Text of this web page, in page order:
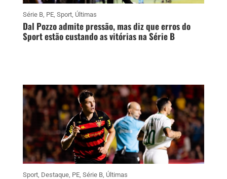
Série B, PE, Sport, Últimas
Dal Pozzo admite pressão, mas diz que erros do
Sport estão custando as vitórias na Série B
Sport, Destaque, PE, Série B, Últimas